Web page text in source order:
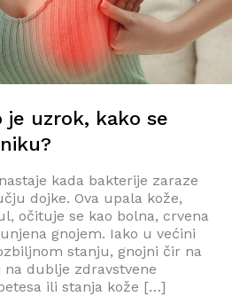
je uzrok, kako se
kada bakterije zaraze
dojke. Ova upala kože,
očituje se kao bolna, crvena
gnojem. Iako u većini
stanju, gnojni čir na
dublje zdravstvene
ili stanja kože […]